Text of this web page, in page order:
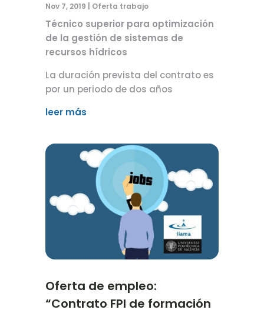
Nov 7, 2019 Oferta trabajo
Técnico superior para optimización
de la gestión de sistemas de
recursos hídricos
La duración prevista del contrato es
por un periodo de dos años
leer más
Oferta de empleo:
“Contrato FPI de formación